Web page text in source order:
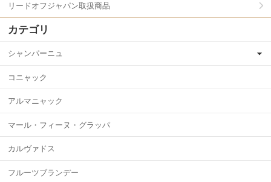
リードオフジャパン取扱商品
カテゴリ
シャンパーニュ
コニャック
アルマニャック
マール・フィーヌ・グラッパ
カルヴァドス
フルーツブランデー